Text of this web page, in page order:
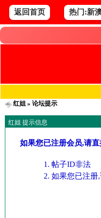
返回首页 热门:新
红姐» 论坛提示
红姐 提示信息
如果您已注册会员,请
帖子ID非法
如果您已注册